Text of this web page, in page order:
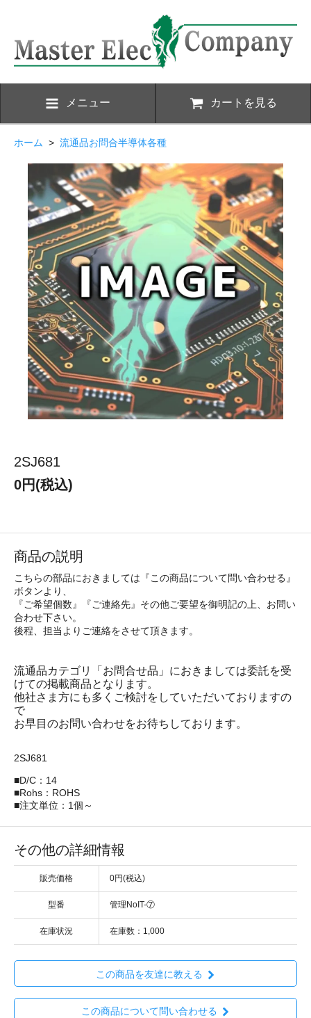
メニュー カートを見る
ホーム > 流通品お問合半導体各種
2SJ681
0円(税込)
商品の説明
こちらの部品におきましては『この商品について問い合わせる』
ボタンより、
『ご希望個数』『ご連絡先』その他ご要望を御明記の上、お問い
合わせ下さい。
後程、担当よりご連絡をさせて頂きます。
流通品カテゴリ「お問合せ品」におきましては委託を受
けての掲載商品となります。
他社さま方にも多くご検討をしていただいておりますの
で
お早目のお問い合わせをお待ちしております。
2SJ681
■D/C：14
■Rohs：ROHS
■注文単位：1個～
その他の詳細情報
販売価格 0円(税込)
型番 管理NoIT-⑦
在庫状況 在庫数：1,000
この商品を友達に教える
この商品について問い合わせる